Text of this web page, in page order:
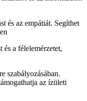
és az empátiát. Segíthet
a félelemérzetet,
szabályozásában.
az ízületi